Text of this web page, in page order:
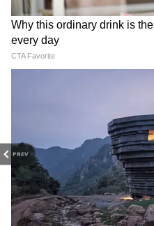
PREV
বাজেট বক্তৃতাশুরু
বেঞ্চগুলি প্রায় পূর্ণ হয়ে
সদস্যরাও এদিন
রাজনাথ সিং, নিতিন
দলের বড় বড় মাথারা
প্রধানমন্ত্রী প্রবেশ
বসেছিলেন।
কিন্তু মাত্র এক মিনিট
অধিবেশনশুরুর মাত্র